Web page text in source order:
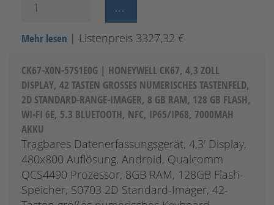
Mehr lesen | Listenpreis 3327,32 €
CK67-X0N-57S1E0G | HONEYWELL CK67, 4,3 ZOLL
DISPLAY, 42 TASTEN GROSSES NUMERISCHES TASTENFELD, 2
D STANDARD-RANGE-IMAGER, 8 GB RAM, 128 GB FLASH, W
I-FI 6E, 5.3 BLUETOOTH, NFC, IP65/IP68, 7000MAH A
KKU
Tragbares Datenerfassungsgerät, 4,3' Display,
480x800 Auflösung, Android, Qualcomm
QCS4490 Prozessor, 8GB RAM, 128GB Flash-
Speicher, S0703 2D Standard-Imager, 42-